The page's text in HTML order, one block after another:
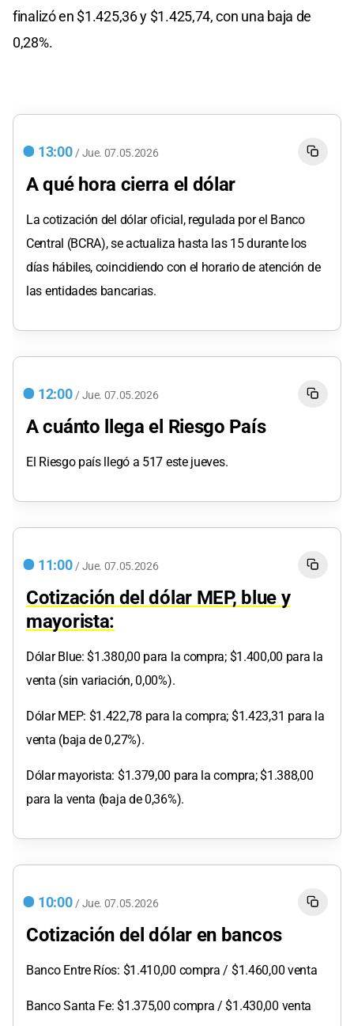
finalizó en $1.425,36 y $1.425,74, con una baja de
0,28%.
13:00 / Jue. 07.05.2026
A qué hora cierra el dólar
La cotización del dólar oficial, regulada por el Banco
Central (BCRA), se actualiza hasta las 15 durante los
días hábiles, coincidiendo con el horario de atención de
las entidades bancarias.
12:00 / Jue. 07.05.2026
A cuánto llega el Riesgo País
El Riesgo país llegó a 517 este jueves.
11:00 / Jue. 07.05.2026
Cotización del dólar MEP, blue y
mayorista:
Dólar Blue: $1.380,00 para la compra; $1.400,00 para la
venta (sin variación, 0,00%).
Dólar MEP: $1.422,78 para la compra; $1.423,31 para la
venta (baja de 0,27%).
Dólar mayorista: $1.379,00 para la compra; $1.388,00
para la venta (baja de 0,36%).
10:00 / Jue. 07.05.2026
Cotización del dólar en bancos
Banco Entre Ríos: $1.410,00 compra / $1.460,00 venta
Banco Santa Fe: $1.375,00 compra / $1.430,00 venta